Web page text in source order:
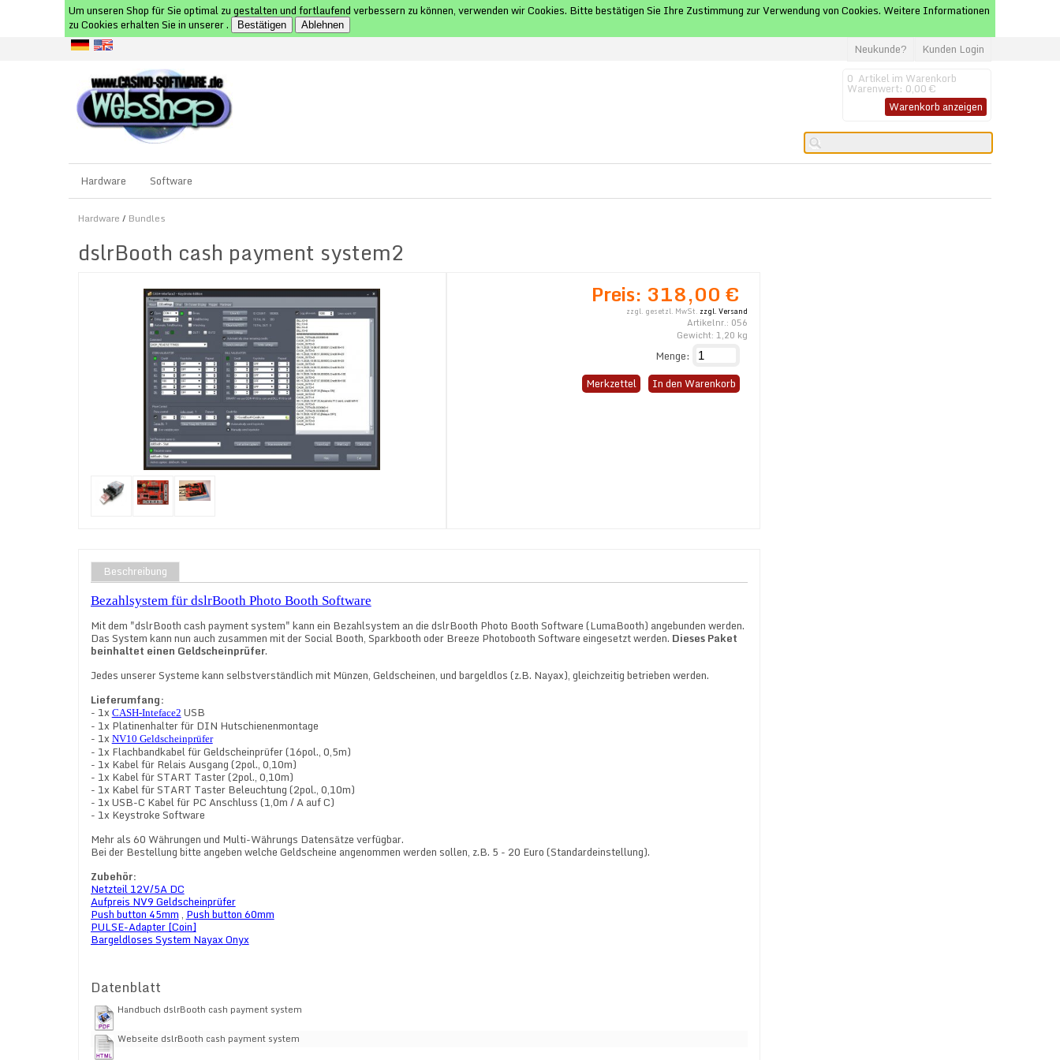
Um unseren Shop für Sie optimal zu gestalten und fortlaufend verbessern zu können, verwenden wir Cookies. Bitte bestätigen Sie Ihre Zustimmung zur Verwendung von Cookies. Weitere Informationen
zu Cookies erhalten Sie in unserer. Bestätigen Ablehnen
Kunden Login
Neukunde?
0 Artikel im Warenkorb
Warenwert: 0,00 €
Warenkorb anzeigen
Hardware Software
Hardware / Bundles
dslrBooth cash payment system2
Preis: 318,00 €
zzgl. gesetzl. MwSt. zzgl. Versand
Artikelnr.: 056
Gewicht: 1,20 kg
Menge:
In den Warenkorb
Merkzettel
Beschreibung
Bezahlsystem für dslrBooth Photo Booth Software
Mit dem "dslrBooth cash payment system" kann ein Bezahlsystem an die dslrBooth Photo Booth Software(LumaBooth) angebunden werden.
Das System kann nun auch zusammen mit der Social Booth, Sparkbooth oder Breeze Photobooth Software eingesetzt werden. Dieses Paket
beinhaltet einen Geldscheinprüfer.
Jedes unserer Systeme kann selbstverständlich mit Münzen, Geldscheinen, und bargeldlos (z.B. Nayax), gleichzeitig betrieben werden.
Lieferumfang:
- 1x CASH-Inteface2 USB
- 1x Platinenhalter für DIN Hutschienenmontage
- 1x NV10 Geldscheinprüfer
- 1x Flachbandkabel für Geldscheinprüfer (16pol., 0,5m)
- 1x Kabel für Relais Ausgang (2pol., 0,10m)
- 1x Kabel für START Taster (2pol., 0,10m)
- 1x Kabel für START Taster Beleuchtung (2pol., 0,10m)
- 1x USB-C Kabel für PC Anschluss (1,0m / A auf C)
- 1x Keystroke Software
Mehr als 60 Währungen und Multi-Währungs Datensätze verfügbar.
Bei der Bestellung bitte angeben welche Geldscheine angenommen werden sollen, z.B. 5 - 20 Euro (Standardeinstellung).
Zubehör:
Netzteil 12V/5A DC
Aufpreis NV9 Geldscheinprüfer
Push button 45mm, Push button 60mm
PULSE-Adapter [Coin]
Bargeldloses System Nayax Onyx
Datenblatt
Handbuch dslrBooth cash payment system
Webseite dslrBooth cash payment system